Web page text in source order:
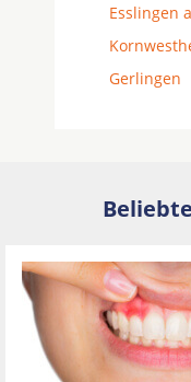
Esslingen
Gerlingen